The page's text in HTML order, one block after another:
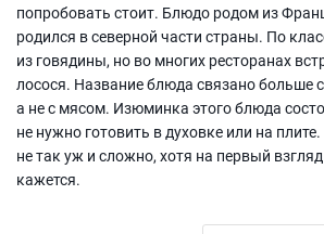
попробовать стоит. Блюдо родом из
родился в северной части страны. По
из говядины, но во многих ресторанах
лосося. Название блюда связано больше
а не с мясом. Изюминка этого блюда
не нужно готовить в духовке или на
не так уж и сложно, хотя на первый
кажется.